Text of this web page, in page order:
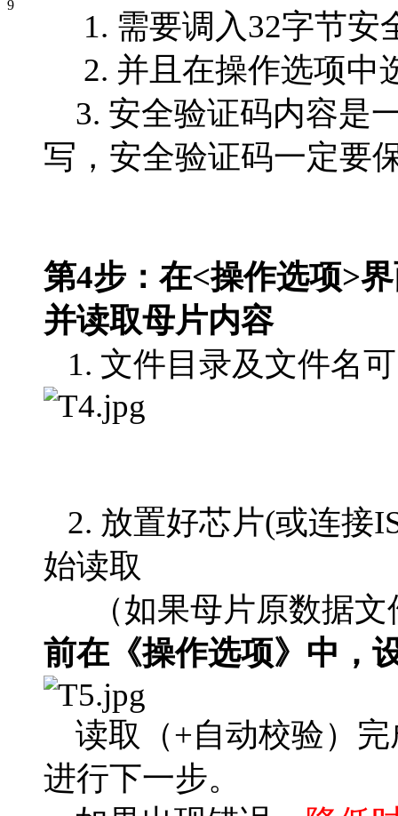
1. 需要调入32字节安
2. 并且在操作选项中
3. 安全验证码内容是
写，安全验证码一定要
第4步：在<操作选项>
并读取母片内容
1. 文件目录及文件名
2. 放置好芯片(或连接
始读取
（如果母片原数据文
前在《操作选项》中，
读取（+自动校验）完
进行下一步。